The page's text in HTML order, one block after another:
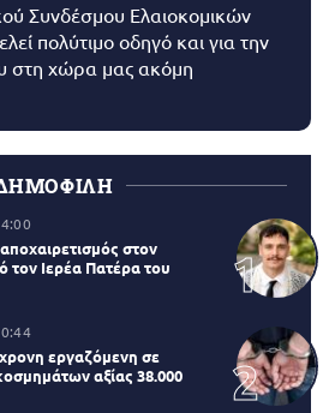
Συνδέσμου Ελαιοκομικών
πολύτιμο οδηγό και για την
στη χώρα μας ακόμη
στον
τον Ιερέα Πατέρα του
εργαζόμενη σε
αξίας 38.000